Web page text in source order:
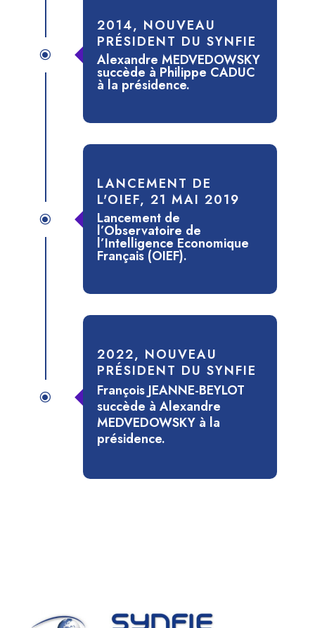
\
2014, NOUVEAU
PRÉSIDENT DU SYNFIE
Alexandre MEDVEDOWSKY
succède à Philippe CADUC
à la présidence.
\
LANCEMENT DE
L'OIEF, 21 MAI 2019
Lancement de
l’Observatoire de
l’Intelligence Economique
Français (OIEF).
\
2022, NOUVEAU
PRÉSIDENT DU SYNFIE
François JEANNE-BEYLOT
succède à Alexandre
MEDVEDOWSKY à la
présidence.